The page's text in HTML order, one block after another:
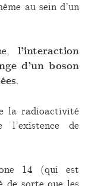
au sein d’un
l’interaction
d’un boson
.
la radioactivité
de
14 (qui est
sorte que les